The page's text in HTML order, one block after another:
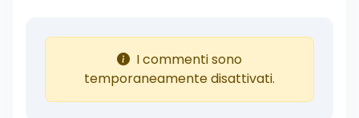
I commenti sono
temporaneamente disattivati.